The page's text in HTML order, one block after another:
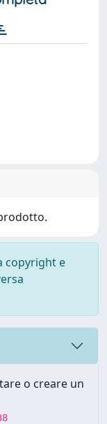
copyright e
o creare un